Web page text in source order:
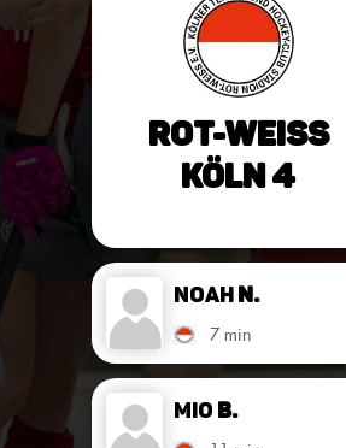
Rot-Weiss
Köln 4
NoahN.
7 min
Mio B.